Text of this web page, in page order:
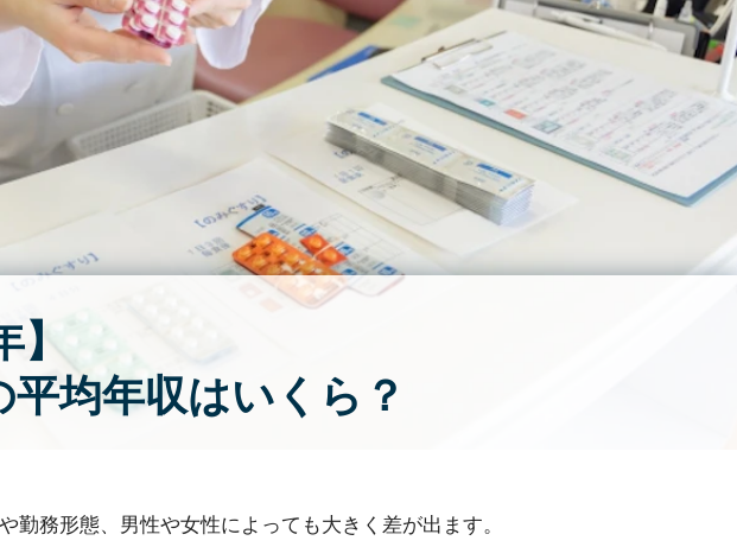
】
平均年収はいくら？
勤務形態、男性や女性によっても大きく差が出ます。